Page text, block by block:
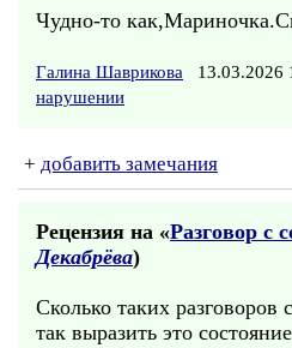
Чудно-то
Галина Шаврикова 13.03.2026
нарушении
+ добавить замечания
Рецензия на «Разговор с
Декабрёва)
Сколько таких
так выразить это